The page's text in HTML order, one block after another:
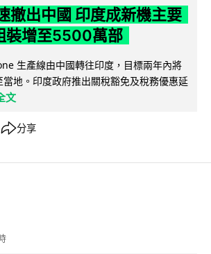
撤出中國 印度成新機主要
裝增至5500萬部
生產線由中國轉往印度，目標兩年內將
地。印度政府推出關稅豁免及稅務優惠延
文
分享